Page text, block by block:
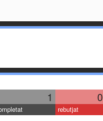
1 0
rebutjat